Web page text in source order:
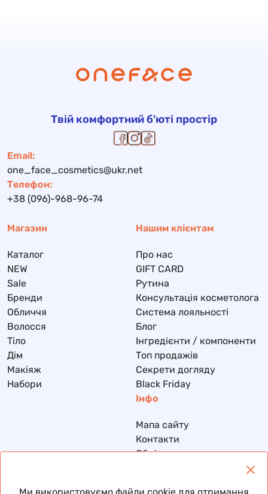
Твій комфортний б'юті простір
Email:
one_face_cosmetics@ukr.net
Телефон:
+38 (096)-968-96-74
Магазин
Каталог
NEW
Sale
Бренди
Обличчя
Волосся
Тіло
Дім
Макіяж
Набори
Нашим клієнтам
Про нас
GIFT CARD
Рутина
Консультація косметолога
Система лояльності
Блог
Інгредієнти / компоненти
Топ продажів
Секрети догляду
Black Friday
Інфо
Мапа сайту
Контакти
Обмін та повернення